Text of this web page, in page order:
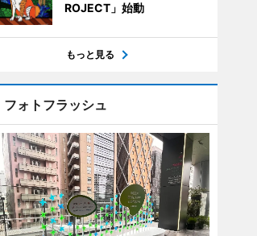
ROJECT」始動
もっと見る
フォトフラッシュ